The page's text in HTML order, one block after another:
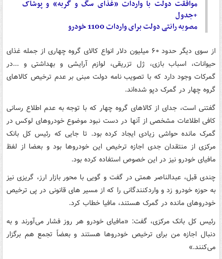
موافقت دولت با واردات «غذای سگ و گربه» و پوشاک
+جدول
مصوبه رانتی دولت برای واردات 1100 خودرو
از سوی دیگر حدود ۶۰ میلیون دلار انواع کالای گروه چهاری از جمله غذای
حیوانات، اسباب بازی، ژل تزریقی، لوازم آرایشی و بهداشتی و ...در
گمرکات وجود دارد که با تصویب نامه دولت مبنی بر عدم ترخیص کالاهای
گروه چهار در گمرک دپو شده‌اند.
گفتنی است، جدای از کالاهای گروه چهار که با توجه به عدم اطلاع رسانی
کافی اطلاعات مشخصی از آنها در دست نبود موضوع خودروهای لوکس در
گمرک مانده حواشی زیادی ایجاد کرده بود. تا جایی که رئیس کل بانک
مرکزی از منتقدان جدی اجازه ترخیص این خودروها بود و بعضا از لفظ
مافیای خودرو نیز در این خصوص استفاده کرده بود.
چندی قبل، عبدالناصر همتی در گفت و گویی با محور بازار ارز، گریزی نیز
به حوزه خودرو زد و واردکنندگانی را که از مسیر های قانونی در پی ترخیص
خودروهای مانده در گمرک هستند، مافیا خطاب کرد.
رئیس کل بانک مرکزی، گفت: «مافیای خودرو هر روز فشار می‌آورند و به
‌دنبال اجازه من برای ترخیص خودروها هستند و بعضاً تجمع هم برگزار
می‌کنند.‌»